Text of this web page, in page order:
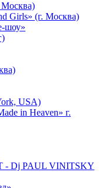
Москва)
Girls» (г. Москва)
шоу»
USA)
in Heaven» г.
- Dj PAUL VINITSKY